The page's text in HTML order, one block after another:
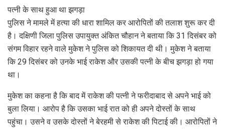
पत्नी के साथ हुआ था झगड़ा
पुलिस ने मामले में हत्या की धारा शामिल कर आरोपितों की तलाश शुरू कर दी
है। दक्षिणी जिला पुलिस उपायुक्त अंकित चौहान ने बताया कि 31 दिसंबर को
संगम विहार रहने वाले मुकेश ने पुलिस को शिकायत दी थी। मुकेश ने बताया
कि 29 दिसंबर को उनके भाई राकेश और उसकी पत्नी के बीच झगड़ा हो गया
था।
मुकेश का कहना है कि बाद में राकेश की पत्नी ने फरीदाबाद से अपने भाई को
बुला लिया। आरोप है कि उसका भाई रात को ही अपने दोस्तों के साथ
पहुंचा। उसने व उसके दोस्तों ने बेरहमी से राकेश की पिटाई की। आरोपितों ने